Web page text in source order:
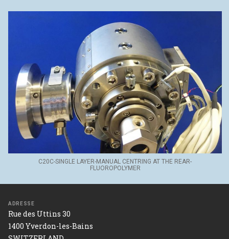
C20C-SINGLE LAYER-MANUAL CENTRING AT THE REAR-
FLUOROPOLYMER
ADRESSE
Rue des Uttins 30
1400 Yverdon-les-Bains